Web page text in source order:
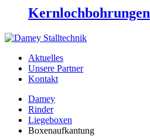
Kernlochbohrungen
Aktuelles
Unsere Partner
Kontakt
Damey
Rinder
Liegeboxen
Boxenaufkantung